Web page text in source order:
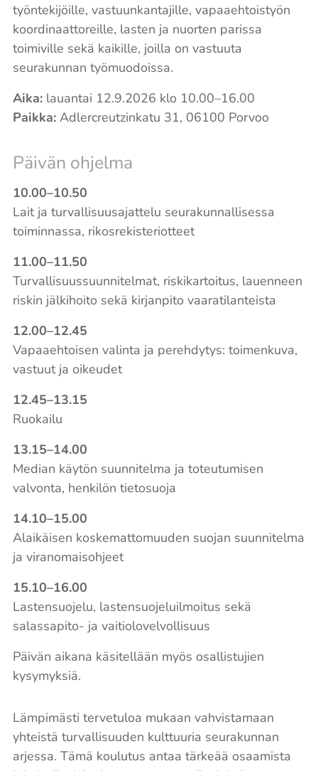
työntekijöille, vastuunkantajille, vapaaehtoistyön
koordinaattoreille, lasten ja nuorten parissa
toimiville sekä kaikille, joilla on vastuuta
seurakunnan työmuodoissa.
Aika: lauantai 12.9.2026 klo 10.00–16.00
Paikka: Adlercreutzinkatu 31, 06100 Porvoo
Päivän ohjelma
10.00–10.50
Lait ja turvallisuusajattelu seurakunnallisessa
toiminnassa, rikosrekisteriotteet
11.00–11.50
Turvallisuussuunnitelmat, riskikartoitus, lauenneen
riskin jälkihoito sekä kirjanpito vaaratilanteista
12.00–12.45
Vapaaehtoisen valinta ja perehdytys: toimenkuva,
vastuut ja oikeudet
12.45–13.15
Ruokailu
13.15–14.00
Median käytön suunnitelma ja toteutumisen
valvonta, henkilön tietosuoja
14.10–15.00
Alaikäisen koskemattomuuden suojan suunnitelma
ja viranomaisohjeet
15.10–16.00
Lastensuojelu, lastensuojeluilmoitus sekä
salassapito- ja vaitiolovelvollisuus
Päivän aikana käsitellään myös osallistujien
kysymyksiä.
Lämpimästi tervetuloa mukaan vahvistamaan
yhteistä turvallisuuden kulttuuria seurakunnan
arjessa. Tämä koulutus antaa tärkeää osaamista